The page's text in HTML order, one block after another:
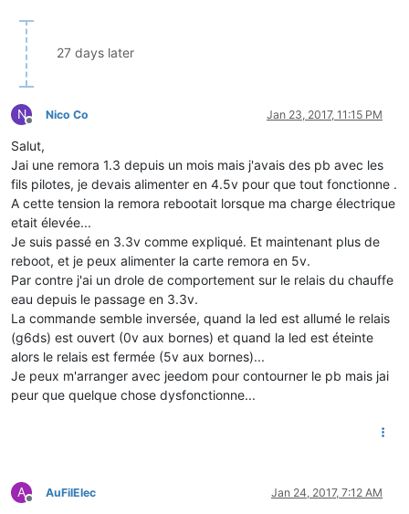
27 days later
N
Offline
Nico Co Jan 23, 2017, 11:15 PM
Salut,
Jai une remora 1.3 depuis un mois mais j'avais des pb avec les
fils pilotes, je devais alimenter en 4.5v pour que tout fonctionne .
A cette tension la remora rebootait lorsque ma charge électrique
etait élevée...
Je suis passé en 3.3v comme expliqué. Et maintenant plus de
reboot, et je peux alimenter la carte remora en 5v.
Par contre j'ai un drole de comportement sur le relais du chauffe
eau depuis le passage en 3.3v.
La commande semble inversée, quand la led est allumé le relais
(g6ds) est ouvert (0v aux bornes) et quand la led est éteinte
alors le relais est fermée (5v aux bornes)...
Je peux m'arranger avec jeedom pour contourner le pb mais jai
peur que quelque chose dysfonctionne...
A
Offline
AuFilElec Jan 24, 2017, 7:12 AM